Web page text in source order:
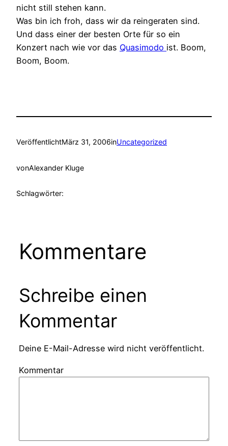
nicht still stehen kann.
Was bin ich froh, dass wir da reingeraten sind.
Und dass einer der besten Orte für so ein
Konzert nach wie vor das Quasimodo ist. Boom,
Boom, Boom.
VeröffentlichtMärz 31, 2006inUncategorized
vonAlexander Kluge
Schlagwörter:
Kommentare
Schreibe einen
Kommentar
Deine E-Mail-Adresse wird nicht veröffentlicht.
Kommentar